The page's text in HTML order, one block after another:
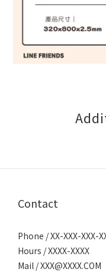
Contact
Phone / XX-XXX-XXX-
Hours / XXXX-XXXX
Mail / XXX@XXXX.COM